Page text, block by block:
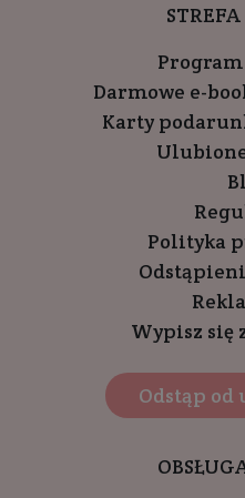
Darmowe e-
Karty
Polityka
Wypisz się
Odstąp od